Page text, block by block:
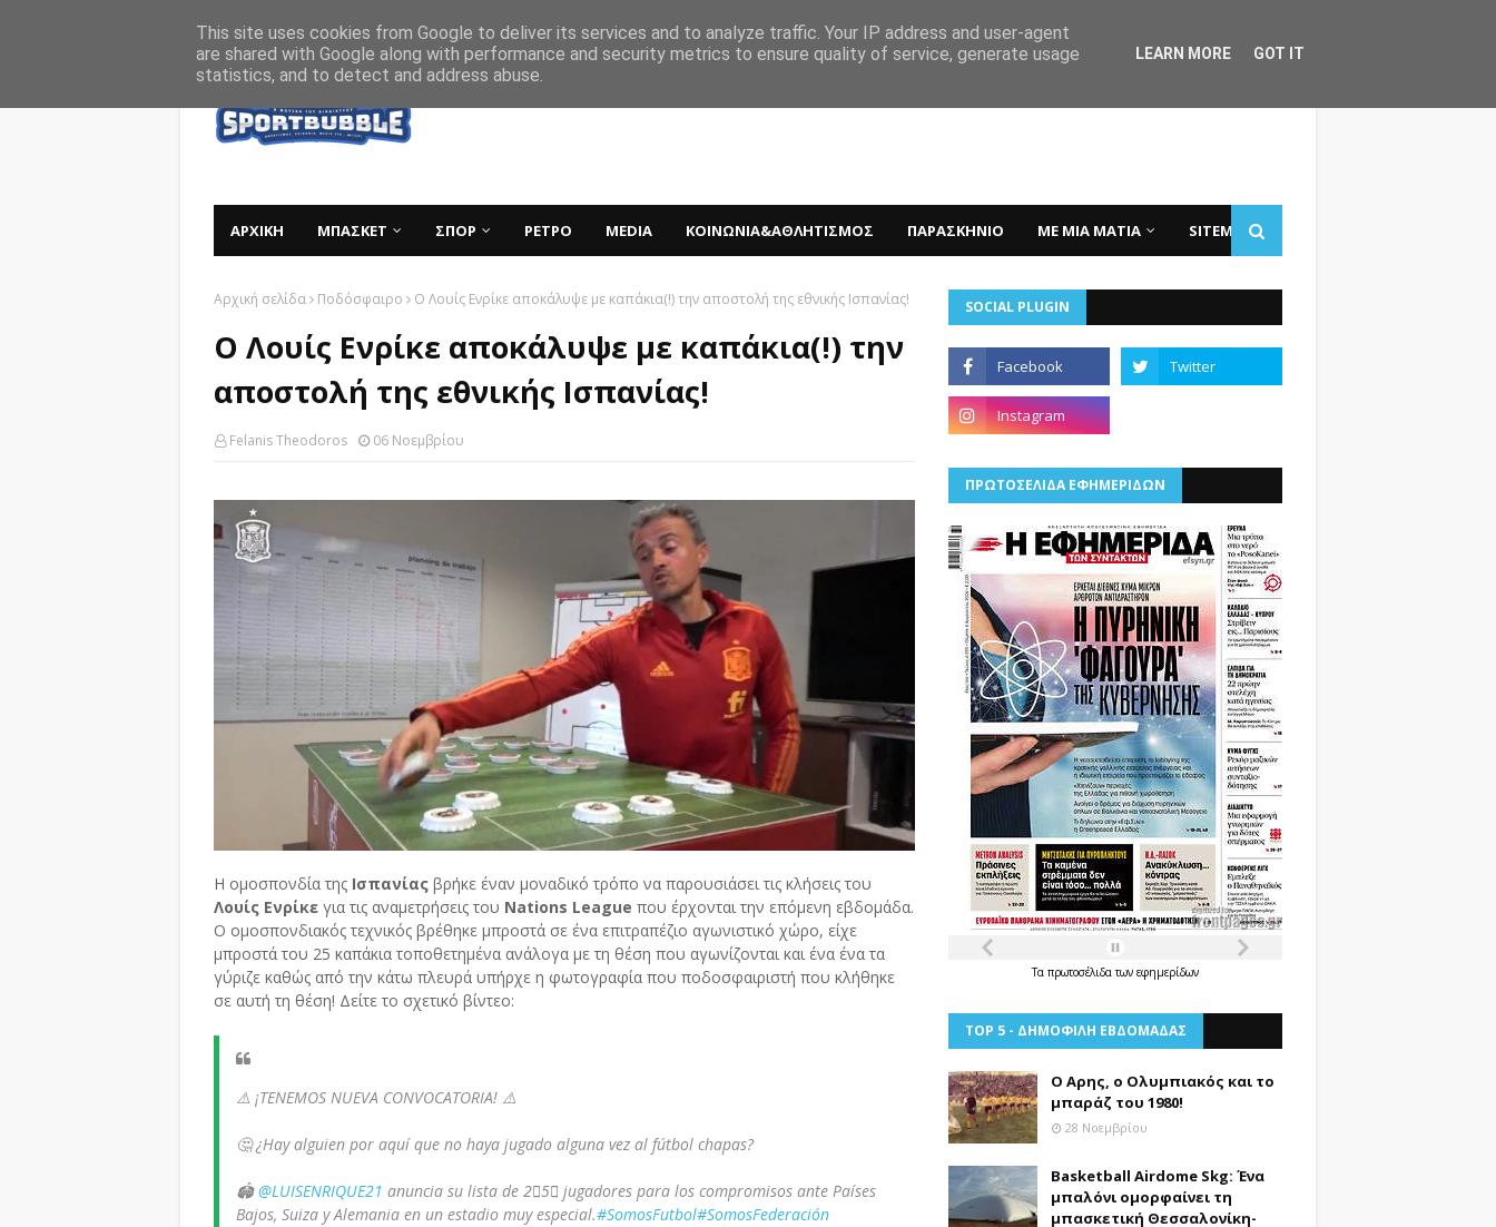
ΑΡΧΙΚΗ ΜΠΑΣΚΕΤ ΣΠΟΡ ΡΕΤΡΟ MEDIA ΚΟΙΝΩΝΙΑ&ΑΘΛΗΤΙΣΜΟΣ ΠΑΡΑΣΚΗΝΙΟ ΜΕ ΜΙΑ ΜΑΤΙΑ SITEMAP
Αρχική σελίδα Ποδόσφαιρο Ο Λουίς Ενρίκε αποκάλυψε με καπάκια(!) την αποστολή της εθνικής Ισπανίας!
Ο Λουίς Ενρίκε αποκάλυψε με καπάκια(!) την
αποστολή της εθνικής Ισπανίας!
Felanis Theodoros 06 Νοεμβρίου
Η ομοσπονδία της Ισπανίας βρήκε έναν μοναδικό τρόπο να παρουσιάσει τις κλήσεις του
Λουίς Ενρίκε για τις αναμετρήσεις του Nations League που έρχονται την επόμενη εβδομάδα.
Ο ομοσπονδιακός τεχνικός βρέθηκε μπροστά σε ένα επιτραπέζιο αγωνιστικό χώρο, είχε
μπροστά του 25 καπάκια τοποθετημένα ανάλογα με τη θέση που αγωνίζονται και ένα ένα τα
γύριζε καθώς από την κάτω πλευρά υπήρχε η φωτογραφία που ποδοσφαιριστή που κλήθηκε
σε αυτή τη θέση! Δείτε το σχετικό βίντεο:
⚠️ ¡TENEMOS NUEVA CONVOCATORIA! ⚠️
🤔 ¿Hay alguien por aquí que no haya jugado alguna vez al fútbol chapas?
🏟️@LUISENRIQUE21 anuncia su lista de 2⃣5⃣ jugadores para los compromisos ante Países
Bajos, Suiza y Alemania en un estadio muy especial.#SomosFutbol#SomosFederación
SOCIAL PLUGIN
ΠΡΩΤΟΣΕΛΙΔΑ ΕΦΗΜΕΡΙΔΩΝ
Τα πρωτοσέλιδατων εφημερίδων
TOP 5 - ΔΗΜΟΦΙΛΗ ΕΒΔΟΜΑΔΑΣ
Ο Αρης, ο Ολυμπιακός και το
μπαράζ του 1980!
28 Νοεμβρίου
Basketball Airdome Skg: Ένα
μπαλόνι ομορφαίνει τη
μπασκετική Θεσσαλονίκη-
This site uses cookies from Google to deliver its services and to analyze traffic. Your IP address and user-agent
are shared with Google along with performance and security metrics to ensure quality of service, generate usage
statistics, and to detect and address abuse.
LEARN MORE GOT IT